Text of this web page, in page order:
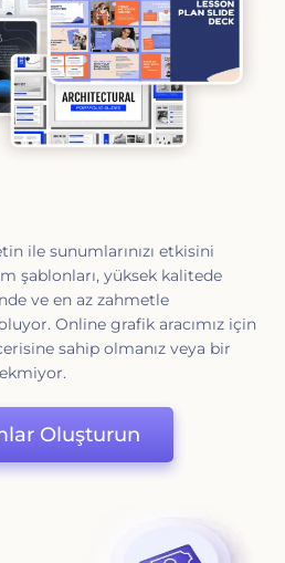
ile sunumlarınızı etkisini
şablonları, yüksek kalitede
ve en az zahmetle
Online grafik aracımız için
sahip olmanız veya bir
Oluşturun